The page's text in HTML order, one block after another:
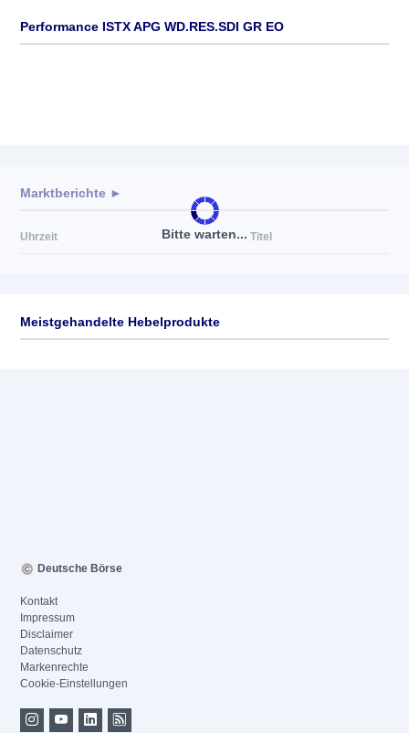
Performance ISTX APG WD.RES.SDI GR EO
Bitte warten...
Marktberichte ►
Uhrzeit Titel
Meistgehandelte Hebelprodukte
Deutsche Börse
Kontakt
Impressum
Disclaimer
Datenschutz
Markenrechte
Cookie-Einstellungen